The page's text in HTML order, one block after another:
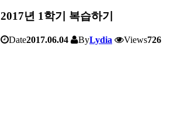
2017년 1학기 복습하기
Date2017.06.04 ByLydia Views726